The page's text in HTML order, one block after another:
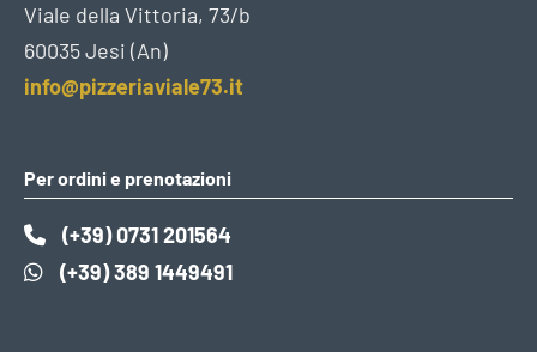
Viale della Vittoria, 73/b
60035 Jesi (An)
info@pizzeriaviale73.it
Per ordini e prenotazioni
(+39) 0731 201564
(+39) 389 1449491